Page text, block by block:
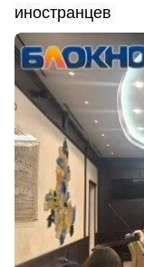
иностранцев